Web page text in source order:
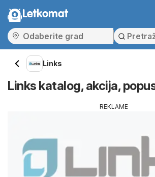
Letkomat
Links
Links katalog, akcija,
REKLAME